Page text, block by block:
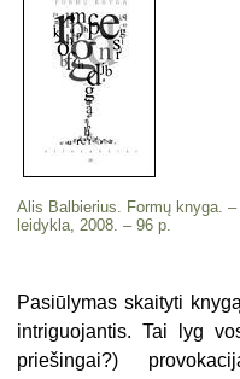
Alis Balbierius. Formų knyga.
leidykla, 2008. – 96 p.
Pasiūlymas skaityti
intriguojantis. Tai lyg
priešingai?)